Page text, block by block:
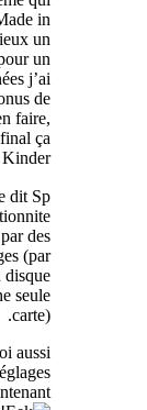
in
un
un
j’ai
de
faire,
ça
Kinder
dit Sp
des
(par
disque
seule
carte).
aussi